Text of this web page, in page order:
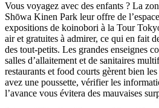
Vous voyagez avec des enfants ? La
Shōwa Kinen Park leur offre de
expositions de koinobori à la Tour
air et gratuites à admirer, ce qui en fait
des tout-petits. Les grandes enseignes
salles d’allaitement et de sanitaires
restaurants et food courts gèrent bien
avez une poussette, vérifier les
l’avance vous évitera des mauvaises